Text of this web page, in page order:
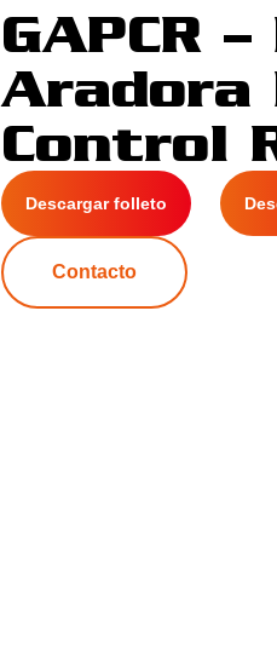
GAPCR
Aradora
Control
Descargar folleto
Contacto